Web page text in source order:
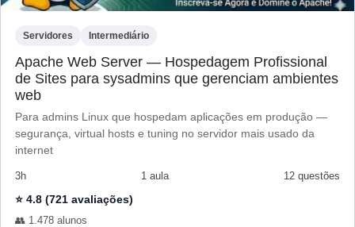
Servidores Intermediário
Apache Web Server — Hospedagem Profissional
de Sites para sysadmins que gerenciam ambientes
web
Para admins Linux que hospedam aplicações em produção —
segurança, virtual hosts e tuning no servidor mais usado da
internet
3h 1 aula 12 questões
⭐ 4.8 (721 avaliações)
👥 1.478 alunos